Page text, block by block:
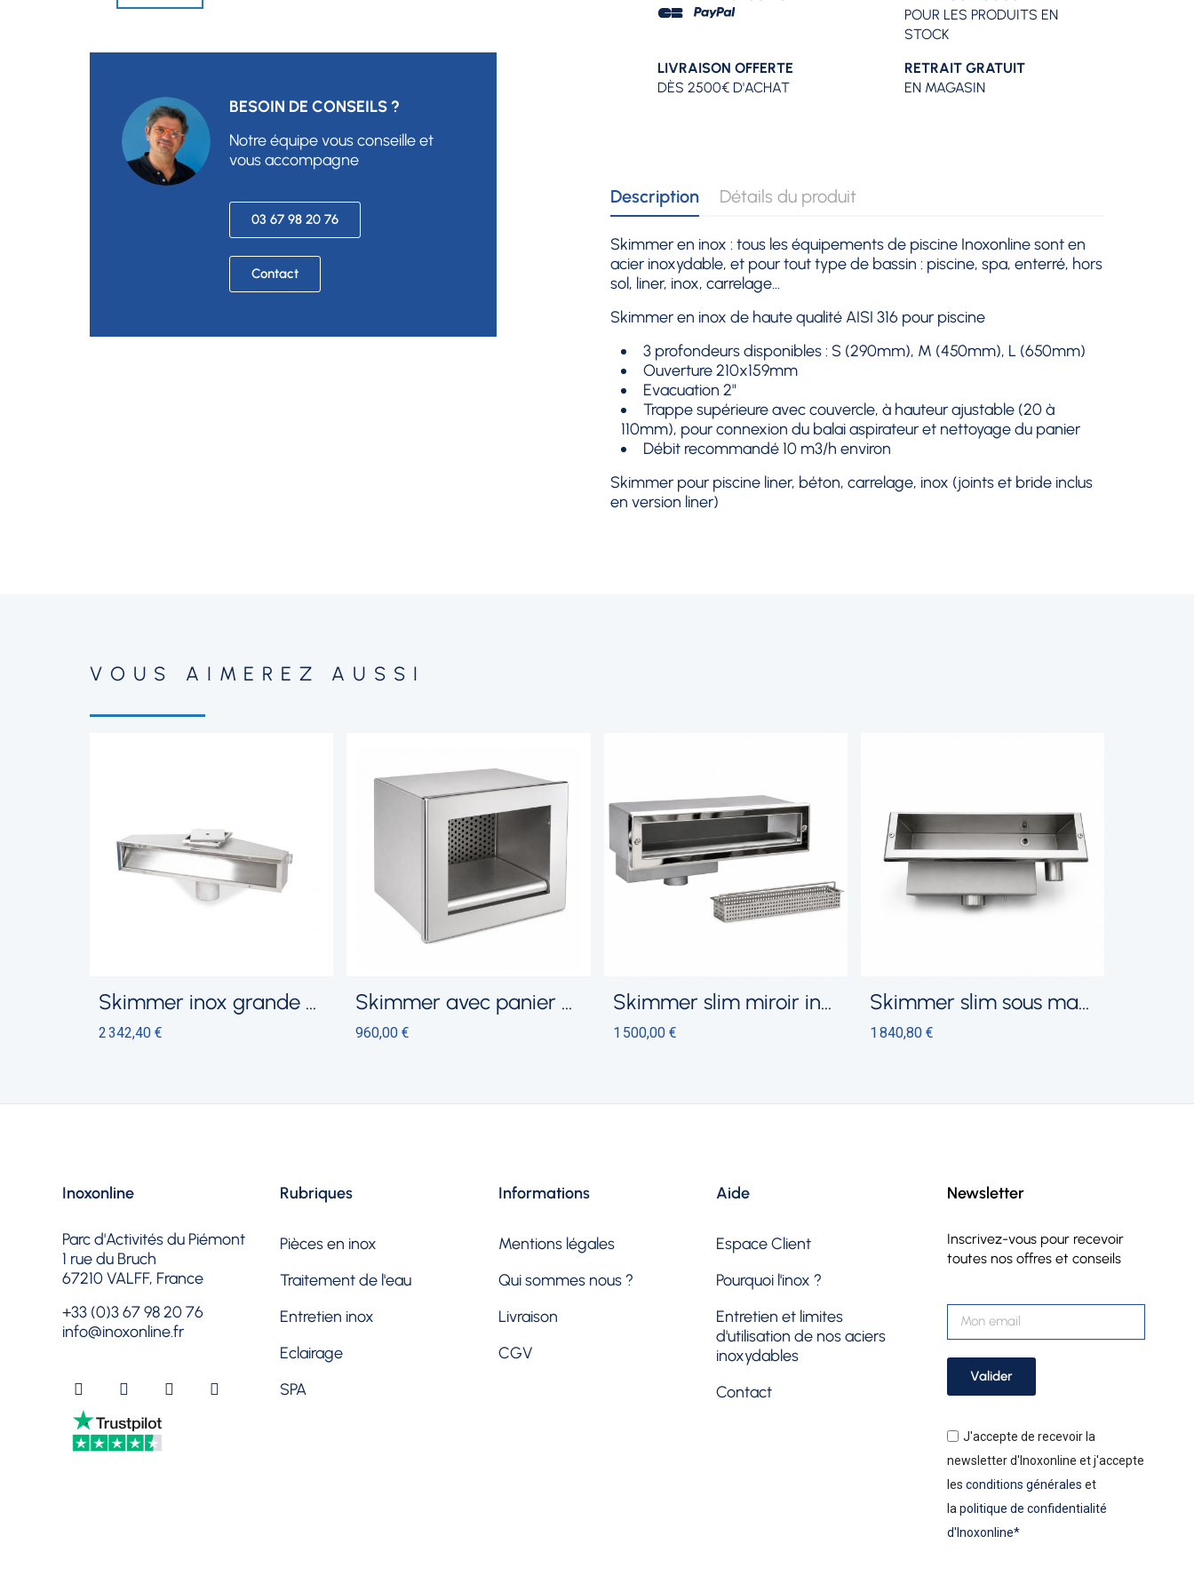
BESOIN DE CONSEILS ?
Notre équipe vous conseille et
vousaccompagne
03 67 98 20 76
Contact
POUR LES PRODUITS EN
STOCK
LIVRAISON OFFERTE
DÈS 2500€ D'ACHAT
RETRAIT GRATUIT
EN MAGASIN
Description Détails du produit
Skimmer en inox : tous les équipements de piscine Inoxonline sont en
acier inoxydable, et pour tout type de bassin : piscine, spa, enterré, hors
sol, liner, inox, carrelage...
Skimmer en inox de haute qualité AISI 316 pour piscine
3 profondeurs disponibles : S (290mm), M (450mm), L (650mm)
Ouverture 210x159mm
Evacuation 2"
Trappe supérieure avec couvercle, à hauteur ajustable (20 à
110mm), pour connexion du balai aspirateur et nettoyage du panier
Débit recommandé 10 m3/h environ
Skimmer pour piscine liner, béton, carrelage, inox (joints et bride inclus
en version liner)
VOUS AIMEREZ AUSSI
skimmer inox grande meurtière
2 342,40 €
skimmer avec panier extractible par l'avant
960,00 €
skimmer slim miroir inox
1 500,00 €
skimmer slim sous margelle
1 840,80 €
Inoxonline
Parc d'Activités du Piémont
1 rue du Bruch
67210 VALFF, France
+33 (0)3 67 98 20 76
info@inoxonline.fr
Rubriques
Pièces en inox
Traitement de l'eau
Entretien inox
Eclairage
SPA
Informations
Mentions légales
Qui sommes nous ?
Livraison
CGV
Aide
Espace Client
Pourquoi l'inox ?
Entretien et limites
d'utilisation de nos aciers
inoxydables
Contact
Newsletter
Inscrivez-vous pour recevoir
toutes nos offres et conseils
Valider
J'accepte de recevoir la
newsletter d'Inoxonline et j'accepte
lesconditions générales et
lapolitique de confidentialité
d'Inoxonline*